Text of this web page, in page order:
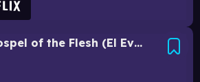
The Gospel of the Flesh (El Evangelio de la carne)